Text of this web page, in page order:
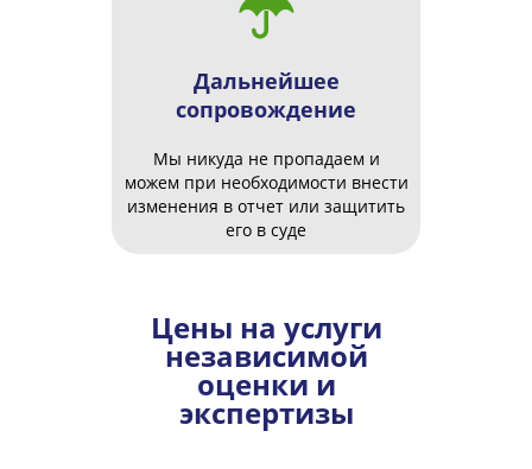
Дальнейшее
сопровождение
Мы никуда не пропадаем и
можем при необходимости внести
изменения в отчет или защитить
его в суде
Цены на услуги
независимой
оценки и
экспертизы